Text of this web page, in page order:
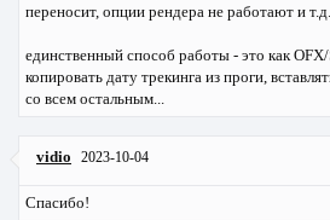
переносит, опции рендера не работают и т.д...
единственный способ работы - это как
копировать дату трекинга из проги,
со всем остальным...
vidio 2023-10-04
Спасибо!